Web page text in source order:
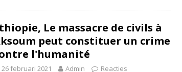
Le massacre de civils à
peut constituer un crime
l'humanité
26 februari 2021 Admin
Reacties